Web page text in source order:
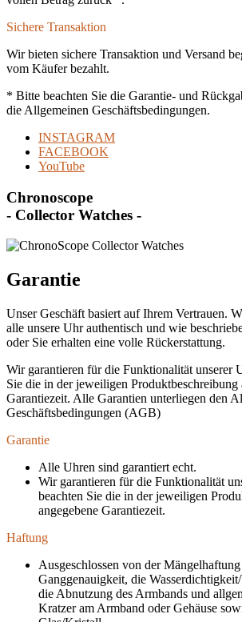
Sichere Transaktion
Wir bieten sichere Transaktion und Versand
vom Käufer bezahlt.
* Bitte beachten Sie die Garantie- und
die Allgemeinen Geschäftsbedingungen.
INSTAGRAM
FACEBOOK
YouTube
Chronoscope
- Collector Watches -
Garantie
Unser Geschäft basiert auf Ihrem Vertrauen.
alle unsere Uhr authentisch und wie
oder Sie erhalten eine volle Rückerstattung.
Wir garantieren für die Funktionalität unserer
Sie die in der jeweiligen Produktbeschreibung
Garantiezeit. Alle Garantien unterliegen den
Geschäftsbedingungen (AGB)
Garantie
Alle Uhren sind garantiert echt.
Wir garantieren für die Funktionalität
beachten Sie die in der jeweiligen
angegebene Garantiezeit.
Haftung
Ausgeschlossen von der
Ganggenauigkeit, die
die Abnutzung des Armbands und
Kratzer am Armband oder Gehäuse